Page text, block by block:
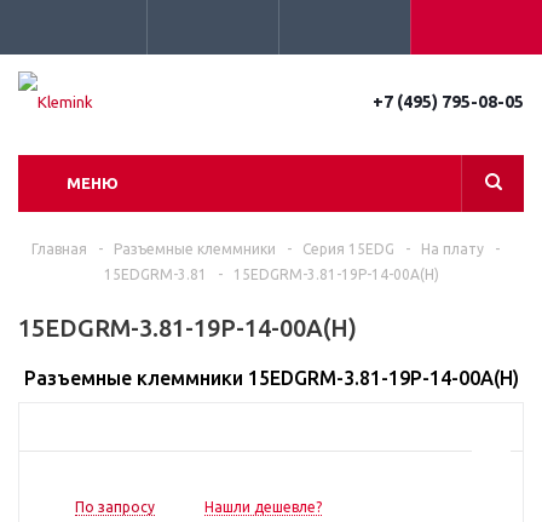
+7 (495) 795-08-05
МЕНЮ
Главная - Разъемные клеммники - Серия 15EDG - На плату
-
15EDGRM-3.81
- 15EDGRM-3.81-19P-14-00A(H)
15EDGRM-3.81-19P-14-00A(H)
Разъемные клеммники 15EDGRM-3.81-19P-14-00A(H)
По запросу Нашли дешевле?